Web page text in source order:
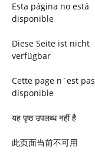
Esta página no está
disponible
Diese Seite ist nicht
verfügbar
Cette page n´est pas
disponible
यह पृष्ठ उपलब्ध नहीं है
此页面当前不可用